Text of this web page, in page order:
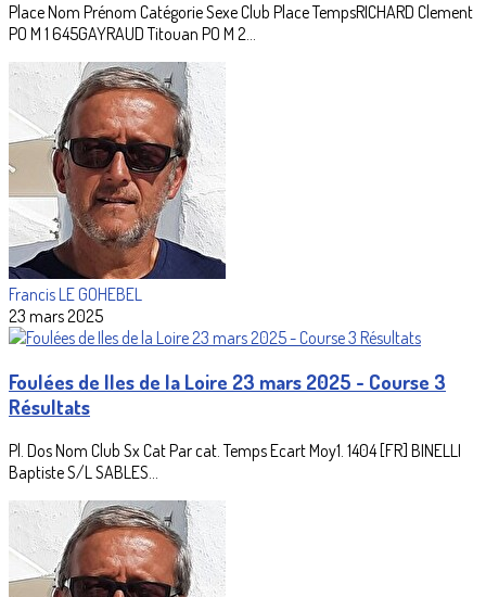
Place Nom Prénom Catégorie Sexe Club Place TempsRICHARD Clement
PO M 1 645GAYRAUD Titouan PO M 2...
Francis LE GOHEBEL
23 mars 2025
Foulées de Iles de la Loire 23 mars 2025 - Course 3
Résultats
Pl. Dos Nom Club Sx Cat Par cat. Temps Ecart Moy1. 1404 [FR] BINELLI
Baptiste S/L SABLES...